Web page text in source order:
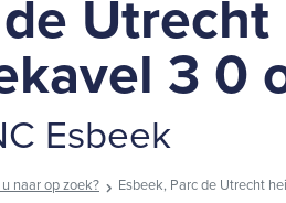
Utrecht
3 0
Esbeek
naar op zoek? Esbeek, Parc de Utrecht